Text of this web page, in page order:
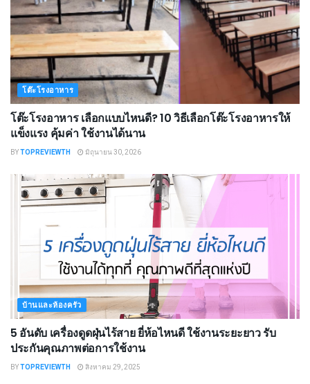
โต๊ะโรงอาหาร
โต๊ะโรงอาหาร เลือกแบบไหนดี? 10 วิธีเลือกโต๊ะโรงอาหารให้
แข็งแรง คุ้มค่า ใช้งานได้นาน
BYTOPREVIEWTH มิถุนายน 30, 2026
บ้านและห้องครัว
5 อันดับ เครื่องดูดฝุ่นไร้สาย ยี่ห้อไหนดี ใช้งานระยะยาว รับ
ประกันคุณภาพต่อการใช้งาน
BYTOPREVIEWTH สิงหาคม 29, 2025